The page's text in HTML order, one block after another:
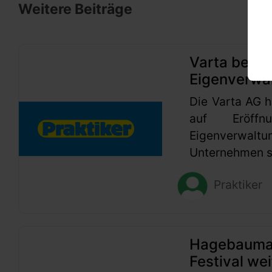
Weitere Beiträge
Varta
Die Varta AG
auf
Unternehmen
Praktiker
Festival